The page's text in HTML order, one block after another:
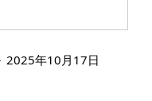
2025年10月17日